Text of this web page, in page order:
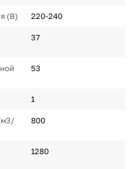
(В) 220-240
37
53
1
800
1280